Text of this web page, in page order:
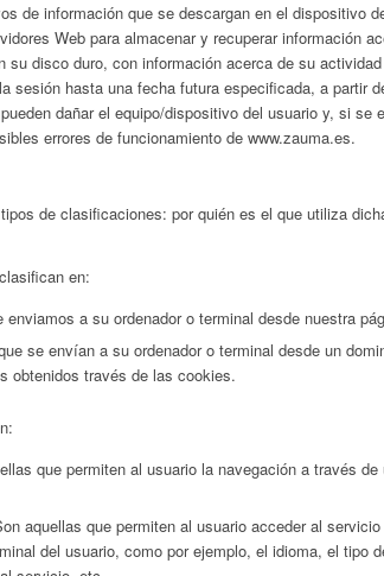
de información que se descargan en el dispositivo
Web para almacenar y recuperar información
su disco duro, con información acerca de su
sesión hasta una fecha futura especificada, a partir
dañar el equipo/dispositivo del usuario y, si
errores de funcionamiento de www.zauma.es.
de clasificaciones: por quién es el que utiliza
en:
a su ordenador o terminal desde nuestra
se envían a su ordenador o terminal desde un
obtenidos través de las cookies.
que permiten al usuario la navegación a través
aquellas que permiten al usuario acceder al
del usuario, como por ejemplo, el idioma, el